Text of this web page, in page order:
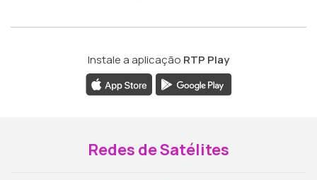
Instale a aplicação RTP Play
Redes de Satélites